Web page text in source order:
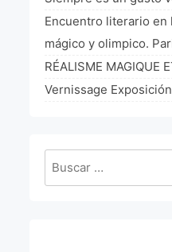
La Fórmula
Encuentro literario en
mágico y olimpico.
RÉALISME MAGIQUE
Vernissage
Buscar: